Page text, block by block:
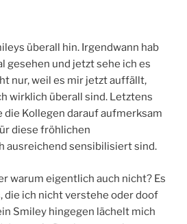
überall hin. Irgendwann hab
gesehen und jetzt sehe ich es
nur, weil es mir jetzt auffällt,
wirklich überall sind. Letztens
die Kollegen darauf aufmerksam
diese fröhlichen
ausreichend sensibilisiert sind.
warum eigentlich auch nicht? Es
die ich nicht verstehe oder doof
Smiley hingegen lächelt mich